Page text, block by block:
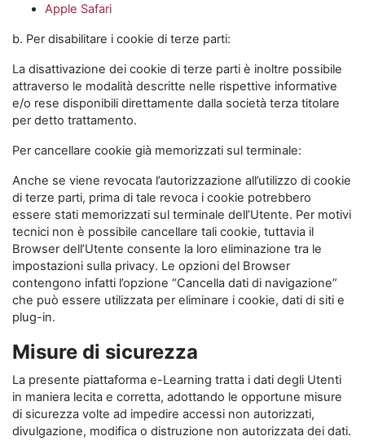
Apple Safari
b. Per disabilitare i cookie di terze parti:
La disattivazione dei cookie di terze parti è inoltre possibile
attraverso le modalità descritte nelle rispettive informative
e/o rese disponibili direttamente dalla società terza titolare
per detto trattamento.
Per cancellare cookie già memorizzati sul terminale:
Anche se viene revocata l’autorizzazione all’utilizzo di cookie
di terze parti, prima di tale revoca i cookie potrebbero
essere stati memorizzati sul terminale dell’Utente. Per motivi
tecnici non è possibile cancellare tali cookie, tuttavia il
Browser dell’Utente consente la loro eliminazione tra le
impostazioni sulla privacy. Le opzioni del Browser
contengono infatti l’opzione “Cancella dati di navigazione”
che può essere utilizzata per eliminare i cookie, dati di siti e
plug-in.
Misure di sicurezza
La presente piattaforma e-Learning tratta i dati degli Utenti
in maniera lecita e corretta, adottando le opportune misure
di sicurezza volte ad impedire accessi non autorizzati,
divulgazione, modifica o distruzione non autorizzata dei dati.